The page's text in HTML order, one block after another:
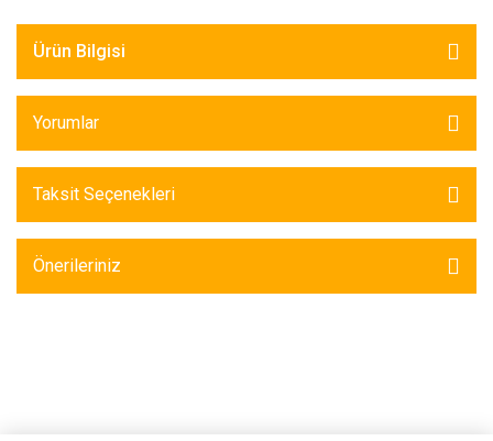
Ürün Bilgisi
Yorumlar
Taksit Seçenekleri
Önerileriniz